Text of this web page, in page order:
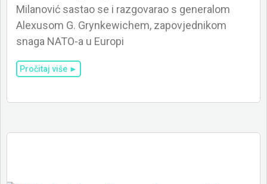
Milanović sastao se i razgovarao s generalom
Alexusom G. Grynkewichem, zapovjednikom
snaga NATO-a u Europi
Pročitaj više ►